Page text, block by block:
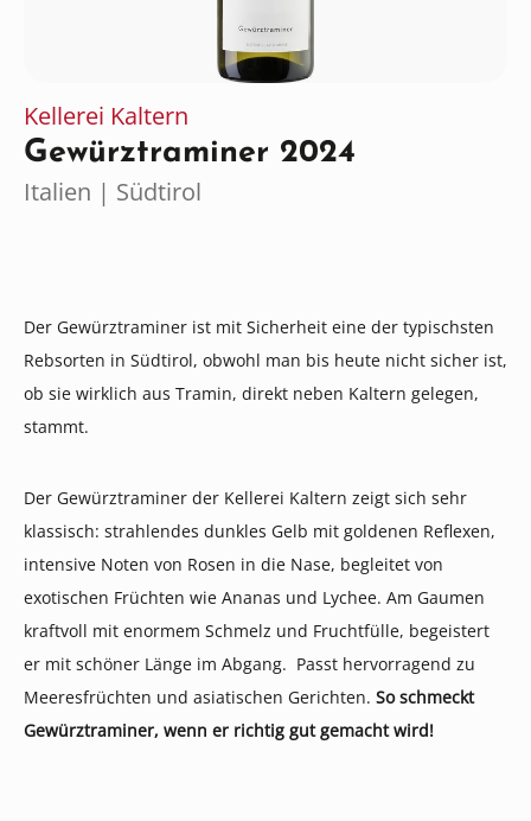
Kellerei Kaltern
Gewürztraminer 2024
Italien | Südtirol
Der Gewürztraminer ist mit Sicherheit eine der typischsten
Rebsorten in Südtirol, obwohl man bis heute nicht sicher ist,
ob sie wirklich aus Tramin, direkt neben Kaltern gelegen,
stammt.
Der Gewürztraminer der Kellerei Kaltern zeigt sich sehr
klassisch: strahlendes dunkles Gelb mit goldenen Reflexen,
intensive Noten von Rosen in die Nase, begleitet von
exotischen Früchten wie Ananas und Lychee. Am Gaumen
kraftvoll mit enormem Schmelz und Fruchtfülle, begeistert
er mit schöner Länge im Abgang. Passt hervorragend zu
Meeresfrüchten und asiatischen Gerichten. So schmeckt
Gewürztraminer, wenn er richtig gut gemacht wird!